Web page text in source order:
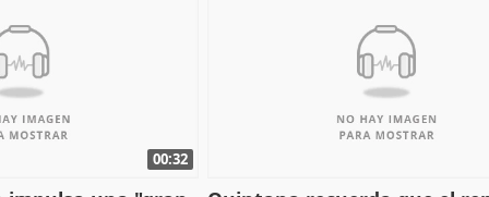
00:32